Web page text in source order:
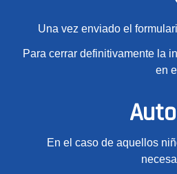
Una vez enviado el
Para cerrar definitivamente la
en
En el caso de aquellos